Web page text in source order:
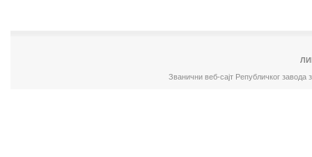
Званични веб-сајт Републичког